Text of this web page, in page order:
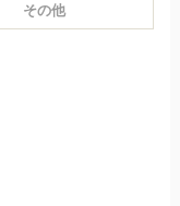
その他